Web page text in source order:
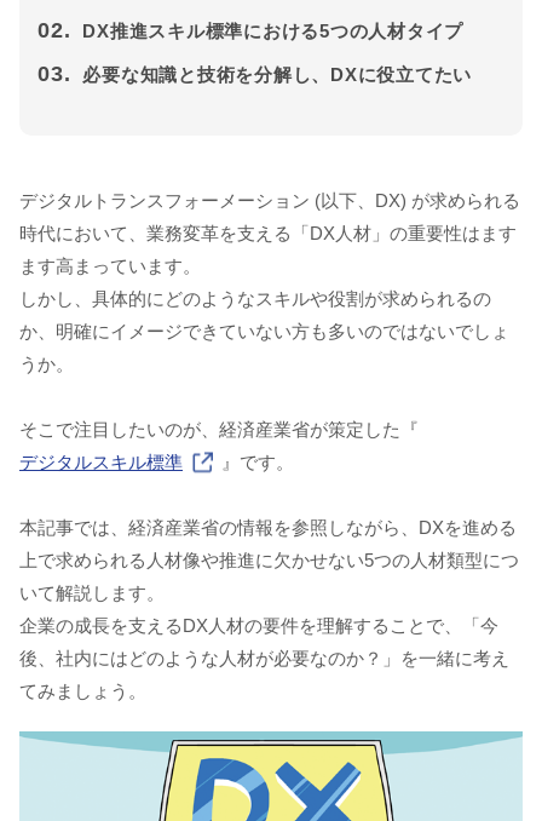
02. DX推進スキル標準における5つの人材タイプ
03. 必要な知識と技術を分解し、DXに役立てたい
デジタルトランスフォーメーション (以下、DX) が求められる
時代において、業務変革を支える「DX人材」の重要性はます
ます高まっています。
しかし、具体的にどのようなスキルや役割が求められるの
か、明確にイメージできていない方も多いのではないでしょ
うか。
そこで注目したいのが、経済産業省が策定した『
デジタルスキル標準
』です。
本記事では、経済産業省の情報を参照しながら、DXを進める
上で求められる人材像や推進に欠かせない5つの人材類型につ
いて解説します。
企業の成長を支えるDX人材の要件を理解することで、「今
後、社内にはどのような人材が必要なのか？」を一緒に考え
てみましょう。